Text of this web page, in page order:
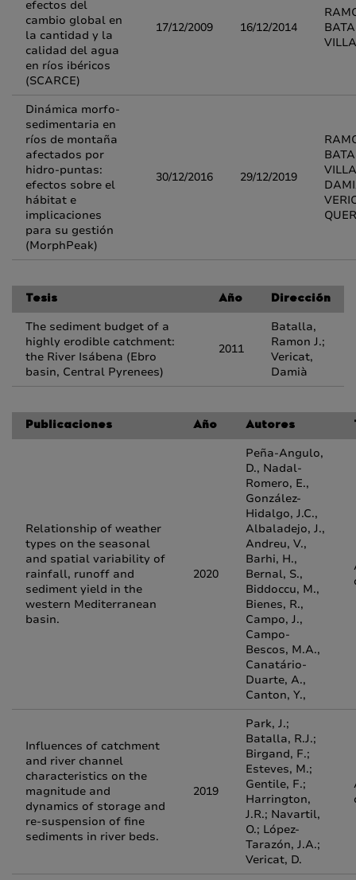
efectos del
cambio global en
la cantidad y la
calidad del agua
en ríos ibéricos
(SCARCE)
17/12/2009 16/12/2014
Dinámica morfo-
sedimentaria en
ríos de montaña
afectados por
hidro-puntas:
efectos sobre el
hábitat e
implicaciones
para su gestión
(MorphPeak)
30/12/2016 29/12/2019
Tesis Año Dirección
The sediment budget of a
highly erodible catchment:
the River Isábena (Ebro
basin, Central Pyrenees)
2011
Batalla,
Ramon J.;
Vericat,
Damià
Publicaciones Año Autores
Relationship of weather
types on the seasonal
and spatial variability of
rainfall, runoff and
sediment yield in the
western Mediterranean
basin.
2020
Peña-Angulo,
D., Nadal-
Romero, E.,
González-
Hidalgo, J.C.,
Albaladejo, J.,
Andreu, V.,
Barhi, H.,
Bernal, S.,
Biddoccu, M.,
Bienes, R.,
Campo, J.,
Campo-
Bescos, M.A.,
Canatário-
Duarte, A.,
Canton, Y.,
Influences of catchment
and river channel
characteristics on the
magnitude and
dynamics of storage and
re-suspension of fine
sediments in river beds.
2019
Park, J.;
Batalla, R.J.;
Birgand, F.;
Esteves, M.;
Gentile, F.;
Harrington,
J.R.; Navartil,
O.; López-
Tarazón, J.A.;
Vericat, D.